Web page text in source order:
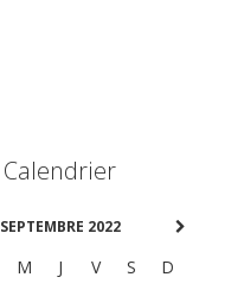
Calendrier
SEPTEMBRE 2022
M J V S
D